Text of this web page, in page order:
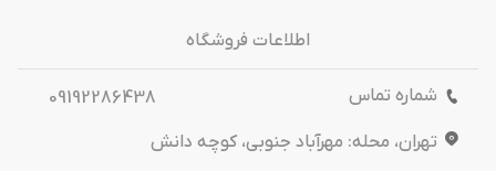
اطلاعات فروشگاه
شماره تماس
09192286438
تهران، محله: مهرآباد جنوبی، کوچه دانش